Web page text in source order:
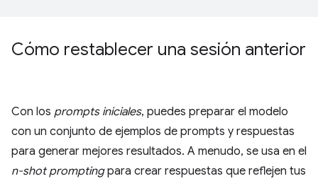
Cómo restablecer una sesión anterior
Con los prompts iniciales, puedes preparar el modelo
con un conjunto de ejemplos de prompts y respuestas
para generar mejores resultados. A menudo, se usa en el
n-shot promptingpara crear respuestas que reflejen tus